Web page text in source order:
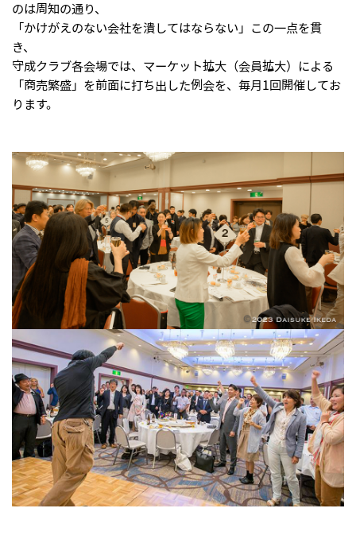
のは周知の通り、
「かけがえのない会社を潰してはならない」この⼀点を貫
き、
守成クラブ各会場では、マーケット拡⼤（会員拡⼤）による
「商売繁盛」を前⾯に打ち出した例会を、毎⽉1回開催してお
ります。